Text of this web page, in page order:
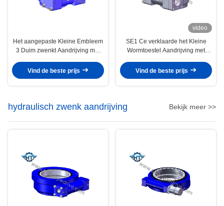
Het aangepaste Kleine Embleem
3 Duim zwenkt Aandrijving met
Zonne Volgend Systeem
Vind de beste prijs
video
SE1 Ce verklaarde het Kleine
Wormtoestel Aandrijving met
Enige As Zonnedrijvers zwenkt
Vind de beste prijs
hydraulisch zwenk aandrijving Bekijk meer >>